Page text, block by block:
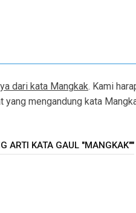
dari kata Mangkak. Kami
mengandung kata
ARTI KATA GAUL "MANGKAK""